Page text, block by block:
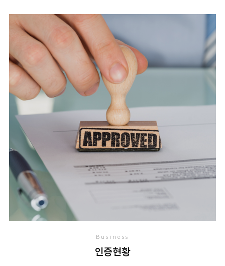
Business
인증현황